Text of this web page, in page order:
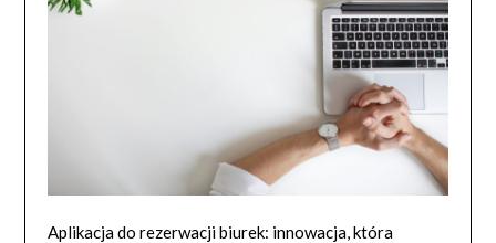
Aplikacja do rezerwacji biurek: innowacja, która